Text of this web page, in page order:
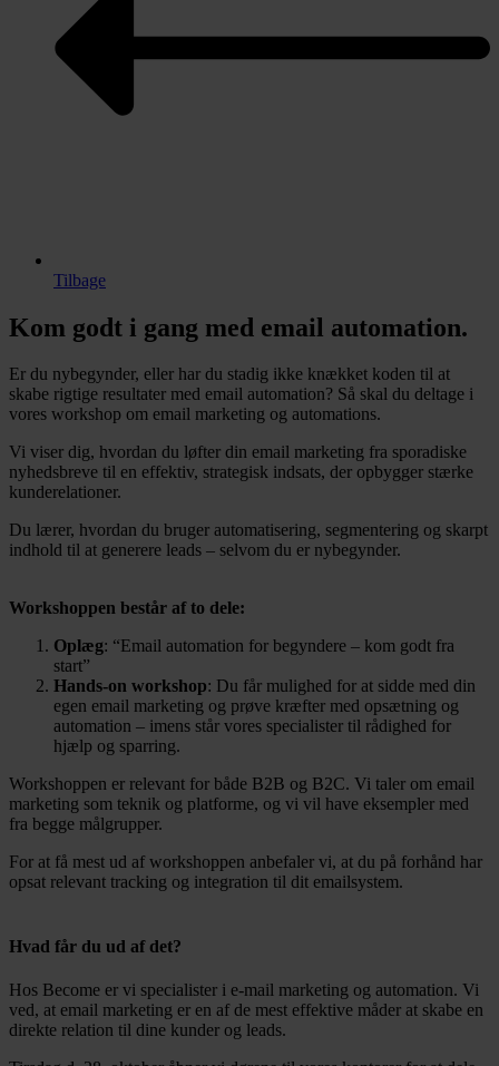
Tilbage
Kom godt i gang med email automation.
Er du nybegynder, eller har du stadig ikke knækket koden til at
skabe rigtige resultater med email automation? Så skal du deltage i
vores workshop om email marketing og automations.
Vi viser dig, hvordan du løfter din email marketing fra sporadiske
nyhedsbreve til en effektiv, strategisk indsats, der opbygger stærke
kunderelationer.
Du lærer, hvordan du bruger automatisering, segmentering og skarpt
indhold til at generere leads – selvom du er nybegynder.
Workshoppen består af to dele:
Oplæg: “Email automation for begyndere – kom godt fra
start”
Hands-on workshop: Du får mulighed for at sidde med din
egen email marketing og prøve kræfter med opsætning og
automation – imens står vores specialister til rådighed for
hjælp og sparring.
Workshoppen er relevant for både B2B og B2C. Vi taler om email
marketing som teknik og platforme, og vi vil have eksempler med
fra begge målgrupper.
For at få mest ud af workshoppen anbefaler vi, at du på forhånd har
opsat relevant tracking og integration til dit emailsystem.
Hvad får du ud af det?
Hos Become er vi specialister i e-mail marketing og automation. Vi
ved, at email marketing er en af de mest effektive måder at skabe en
direkte relation til dine kunder og leads.